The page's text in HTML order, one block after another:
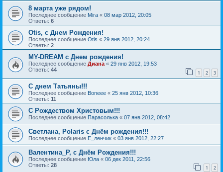
8 марта уже рядом!
Последнее сообщение Mira « 08 мар 2012, 20:05
Ответы: 6
Otis, с Днем Рождения!
Последнее сообщение Otis « 29 янв 2012, 20:24
Ответы: 2
MY-DREAM с Днем рождения!
Последнее сообщение Диана « 29 янв 2012, 19:53
Ответы: 44 1 2 3
С днем Татьяны!!!
Последнее сообщение Boneee « 25 янв 2012, 10:36
Ответы: 11
С Рождеством Христовым!!!
Последнее сообщение Парасолька « 07 янв 2012, 08:42
Светлана, Polaris с Днём рождения!!!
Последнее сообщение Е_ленчик « 03 янв 2012, 22:27
Валентина_Р, с Днём Рождения!!!
Последнее сообщение Юла « 06 дек 2011, 22:56
Ответы: 28 1 2